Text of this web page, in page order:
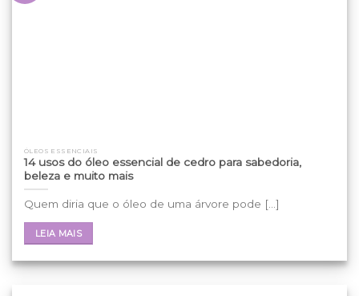
ÓLEOS ESSENCIAIS
14 usos do óleo essencial de cedro para sabedoria,
beleza e muito mais
Quem diria que o óleo de uma árvore pode [...]
LEIA MAIS